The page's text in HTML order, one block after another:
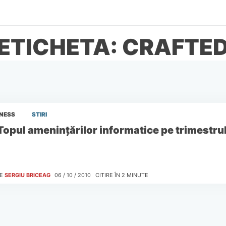
STIRI
ameninţărilor informatice pe
SERGIU BRICEAG 06 / 10 / 2010 CITIRE ÎN 2 MINUTE